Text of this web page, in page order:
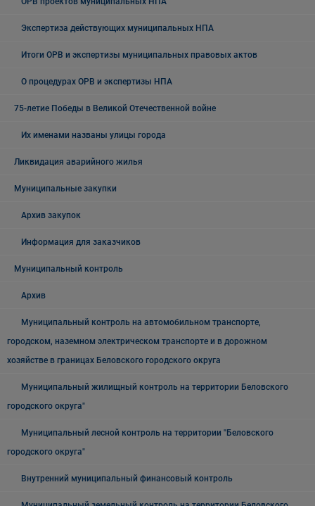
Экспертиза действующих муниципальных НПА
Итоги ОРВ и экспертизы муниципальных правовых актов
О процедурах ОРВ и экспертизы НПА
75-летие Победы в Великой Отечественной войне
Их именами названы улицы города
Ликвидация аварийного жилья
Муниципальные закупки
Архив закупок
Информация для заказчиков
Муниципальный контроль
Архив
Муниципальный контроль на автомобильном транспорте,
городском, наземном электрическом транспорте и в дорожном
хозяйстве в границах Беловского городского округа
Муниципальный жилищный контроль на территории Беловского
городского округа"
Муниципальный лесной контроль на территории "Беловского
городского округа"
Внутренний муниципальный финансовый контроль